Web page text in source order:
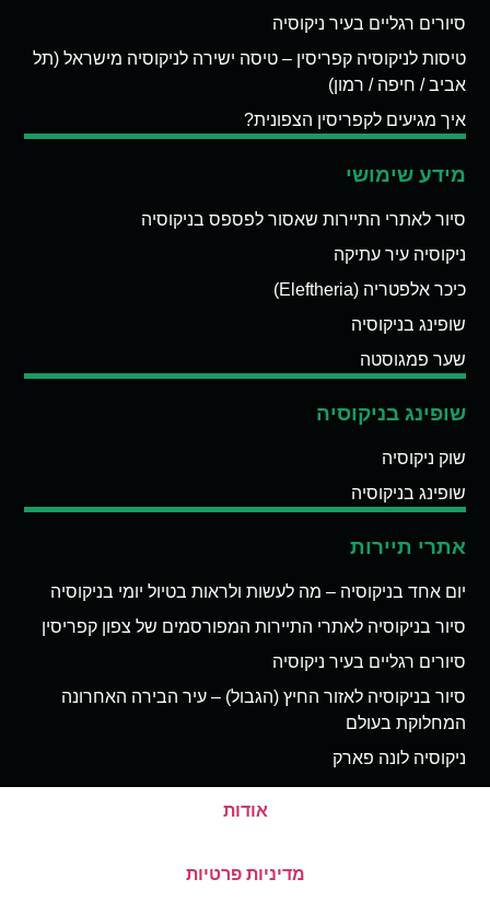
סיורים רגליים בעיר ניקוסיה
טיסות לניקוסיה קפריסין – טיסה ישירה לניקוסיה מישראל (תל
אביב / חיפה / רמון)
איך מגיעים לקפריסין הצפונית?
מידע שימושי
סיור לאתרי התיירות שאסור לפספס בניקוסיה
ניקוסיה עיר עתיקה
כיכר אלפטריה (Eleftheria)
שופינג בניקוסיה
שער פמגוסטה
שופינג בניקוסיה
שוק ניקוסיה
שופינג בניקוסיה
אתרי תיירות
יום אחד בניקוסיה – מה לעשות ולראות בטיול יומי בניקוסיה
סיור בניקוסיה לאתרי התיירות המפורסמים של צפון קפריסין
סיורים רגליים בעיר ניקוסיה
סיור בניקוסיה לאזור החיץ (הגבול) – עיר הבירה האחרונה
המחלוקת בעולם
ניקוסיה לונה פארק
אודות
מדיניות פרטיות